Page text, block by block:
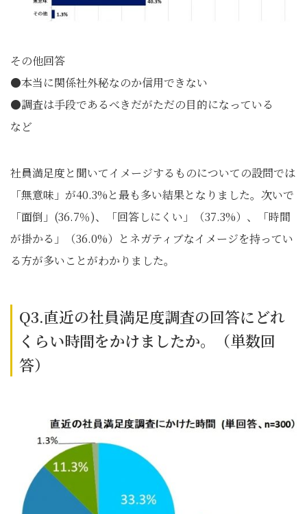
その他回答
●本当に関係社外秘なのか信用できない
●調査は手段であるべきだがただの目的になっている
など
社員満足度と聞いてイメージするものについての設問では
「無意味」が40.3%と最も多い結果となりました。次いで
「面倒」(36.7％)、「回答しにくい」（37.3%）、「時間
が掛かる」（36.0%）とネガティブなイメージを持ってい
る方が多いことがわかりました。
Q3.直近の社員満足度調査の回答にどれ
くらい時間をかけましたか。（単数回
答）